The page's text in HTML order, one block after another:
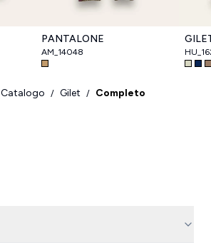
PANTALONE
AM_14048
Catalogo / Gilet / Completo